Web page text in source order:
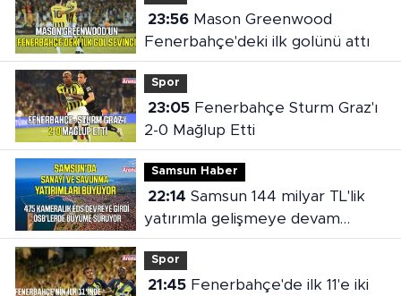
23:56Mason Greenwood
Fenerbahçe'deki ilk golünü attı
Spor
23:05Fenerbahçe Sturm Graz'ı
2-0 Mağlup Etti
Samsun Haber
22:14
yatırımla gelişmeye devam
ediyor
Spor
21:45Fenerbahçe'de ilk 11'e iki